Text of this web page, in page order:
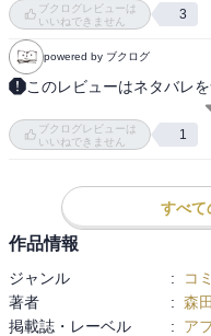
上げる。
つったらあの絵だよな……と
探査機の金属板」というらし
またそののち「ボイジャー
み入ったものも打ち上げられ
そして本作ではなんと、映
カバー裏に作者コメント。
「私は映画が好きで、人類
はのこってほしいという欲
おお。
元ネタとされる「アフリカ
いうか音声と変な踊り（ヒ
のコマ。
ブクログレビューは
いいねできません
3
powered by ブクログ
このレビューはネタバレを
ヒューイ、ヒューイと踊る
た。最後あっさりと捕まる
ブクログレビューは
いいねできません
1
すべて
作品情報
ジャンル : コ
著者
: 森
掲載誌・レーベル
: ア